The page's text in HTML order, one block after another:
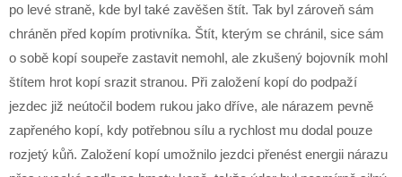
po levé straně, kde byl také zavěšen štít. Tak byl zároveň sám
chráněn před kopím protivníka. Štít, kterým se chránil, sice sám
o sobě kopí soupeře zastavit nemohl, ale zkušený bojovník mohl
štítem hrot kopí srazit stranou. Při založení kopí do podpaží
jezdec již neútočil bodem rukou jako dříve, ale nárazem pevně
zapřeného kopí, kdy potřebnou sílu a rychlost mu dodal pouze
rozjetý kůň. Založení kopí umožnilo jezdci přenést energii nárazu